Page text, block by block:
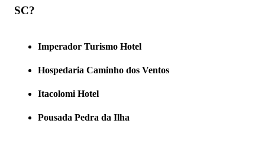
SC?
Imperador Turismo Hotel
Hospedaria Caminho dos Ventos
Itacolomi Hotel
Pousada Pedra da Ilha